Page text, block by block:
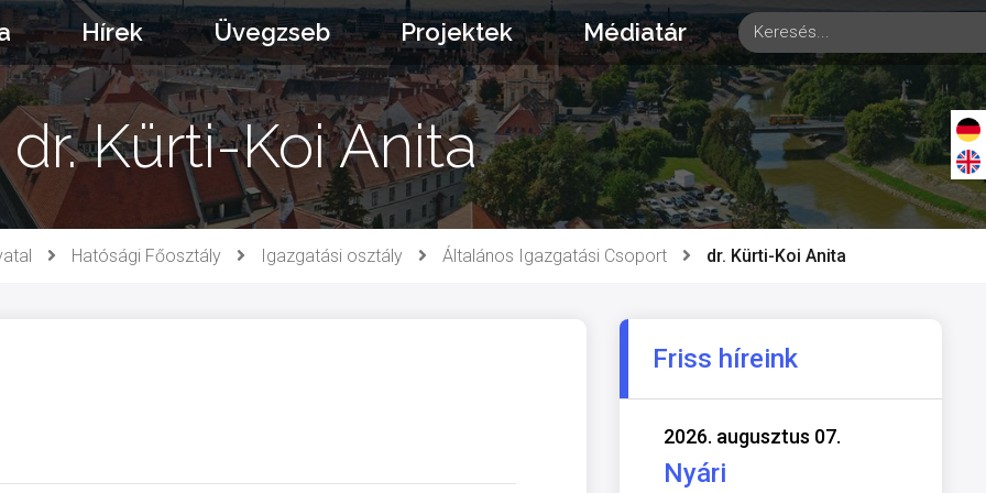
Hírek Üvegzseb Projektek Médiatár
dr. Kürti-Koi Anita
Hatósági Főosztály Igazgatási osztály Általános Igazgatási Csoport dr. Kürti-Koi Anita
Friss híreink
2026. augusztus 07.
Nyári